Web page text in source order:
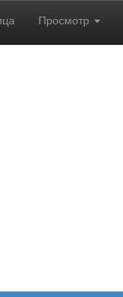
Просмотр